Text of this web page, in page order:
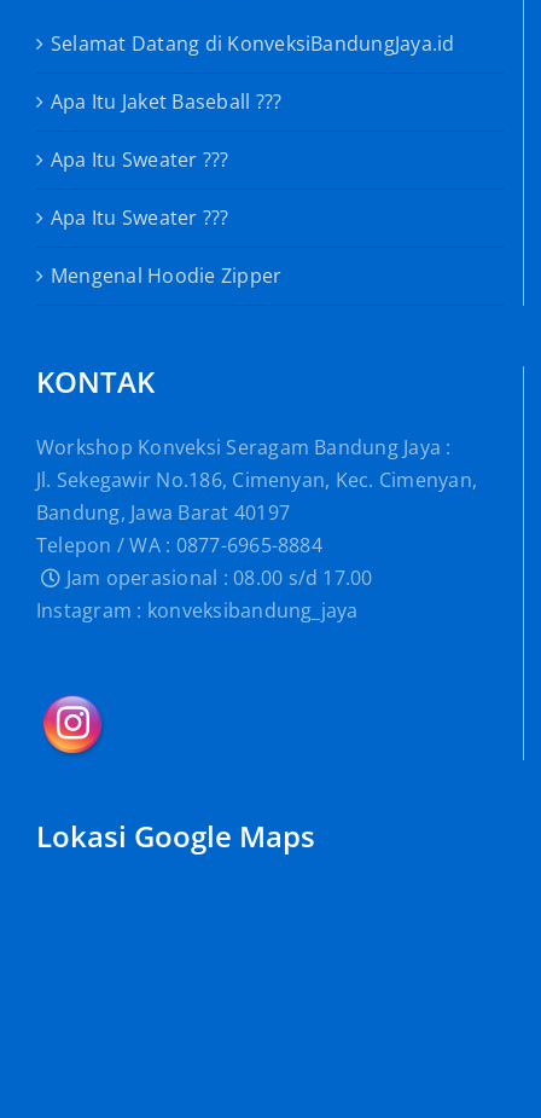
Selamat Datang di KonveksiBandungJaya.id
Apa Itu Jaket Baseball ???
Apa Itu Sweater ???
Apa Itu Sweater ???
Mengenal Hoodie Zipper
KONTAK
Workshop Konveksi Seragam Bandung Jaya :
Jl. Sekegawir No.186, Cimenyan, Kec. Cimenyan,
Bandung, Jawa Barat 40197
Telepon / WA : 0877-6965-8884
Jam operasional : 08.00 s/d 17.00
Instagram : konveksibandung_jaya
Lokasi Google Maps